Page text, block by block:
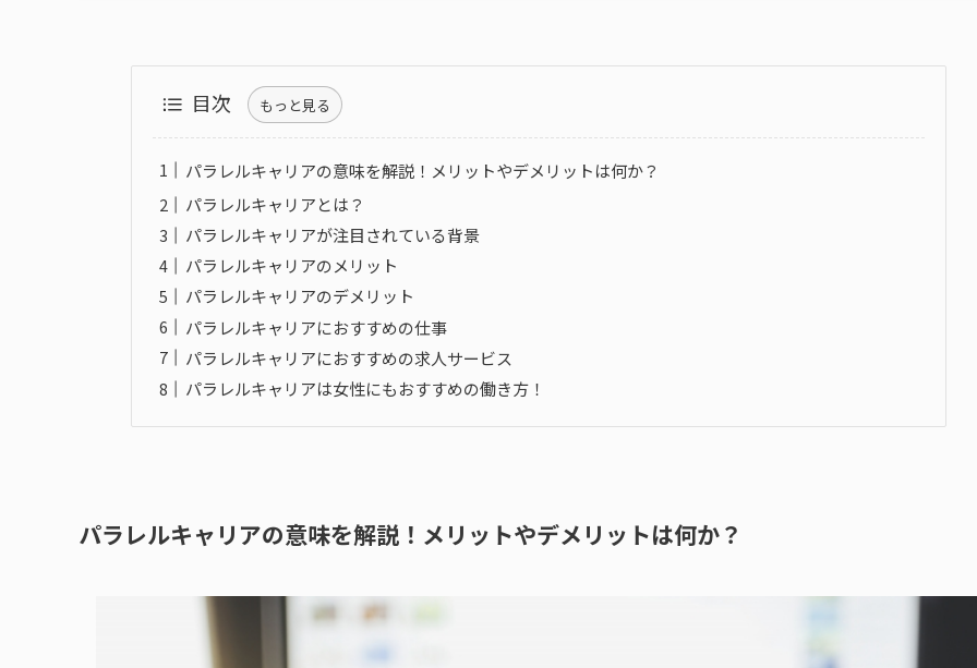
目次 もっと見る
パラレルキャリアの意味を解説！メリットやデメリットは何か？
パラレルキャリアとは？
パラレルキャリアが注目されている背景
パラレルキャリアのメリット
パラレルキャリアのデメリット
パラレルキャリアにおすすめの仕事
パラレルキャリアにおすすめの求人サービス
パラレルキャリアは女性にもおすすめの働き方！
パラレルキャリアの意味を解説！メリットやデメリットは何か？